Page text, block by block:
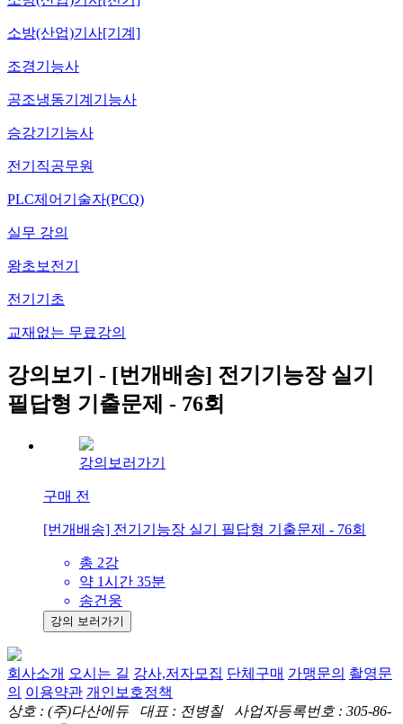
소방(산업)기사[기계]
조경기능사
공조냉동기계기능사
승강기기능사
전기직공무원
PLC제어기술자(PCQ)
실무 강의
왕초보전기
전기기초
교재없는 무료강의
강의보기 - [번개배송] 전기기능장 실기
필답형 기출문제 - 76회
강의보러가기
구매 전
[번개배송] 전기기능장 실기 필답형 기출문제 - 76회
총 2강
약 1시간 35분
송건웅
강의 보러가기
회사소개 오시는 길 강사,저자모집 단체구매 가맹문의 촬영문
의 이용약관 개인보호정책
상호 : (주)다산에듀 대표 : 전병칠 사업자등록번호 : 305-86-